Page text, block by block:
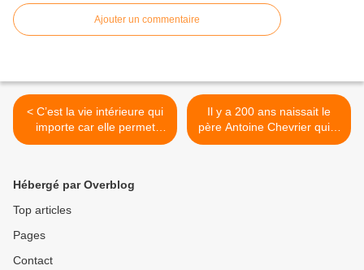
Ajouter un commentaire
< C’est la vie intérieure qui
importe car elle permet
d’entrer en dialogue avec la
écrivains
Il y a 200 ans naissait le
père Antoine Chevrier qui a
rendu proche le Christ
Hébergé par Overblog
Top articles
Pages
Contact